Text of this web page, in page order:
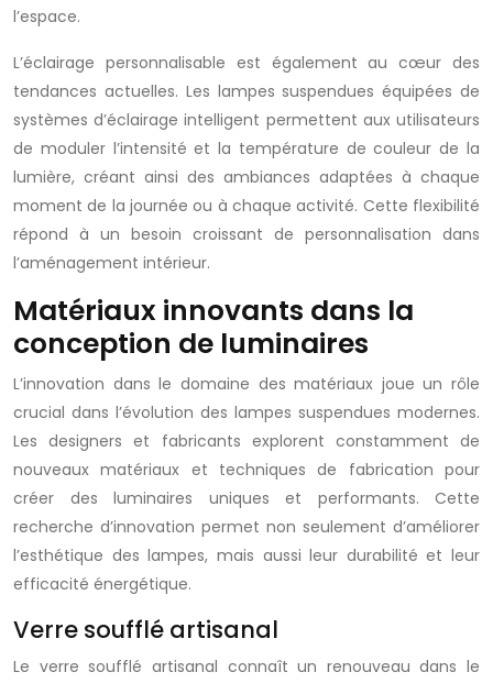
l’espace.
L’éclairage personnalisable est également au cœur des
tendances actuelles. Les lampes suspendues équipées de
systèmes d’éclairage intelligent permettent aux utilisateurs
de moduler l’intensité et la température de couleur de la
lumière, créant ainsi des ambiances adaptées à chaque
moment de la journée ou à chaque activité. Cette flexibilité
répond à un besoin croissant de personnalisation dans
l’aménagement intérieur.
Matériaux innovants dans la
conception de luminaires
L’innovation dans le domaine des matériaux joue un rôle
crucial dans l’évolution des lampes suspendues modernes.
Les designers et fabricants explorent constamment de
nouveaux matériaux et techniques de fabrication pour
créer des luminaires uniques et performants. Cette
recherche d’innovation permet non seulement d’améliorer
l’esthétique des lampes, mais aussi leur durabilité et leur
efficacité énergétique.
Verre soufflé artisanal
Le verre soufflé artisanal connaît un renouveau dans le